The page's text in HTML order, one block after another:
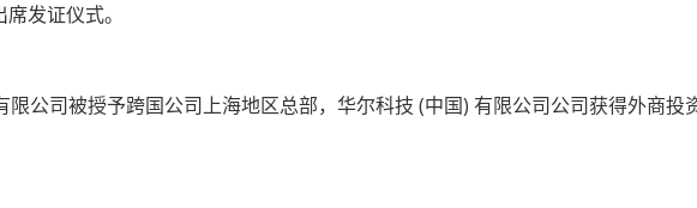
发证仪式。
公司被授予跨国公司上海地区总部，华尔科技 (中国) 有限公司公司获得外商投